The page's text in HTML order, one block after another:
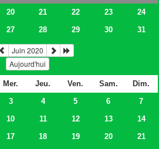
20 21 22 23
24
27 28 29 30 31
Juin 2020
Aujourd'hui
Mer. Jeu. Ven. Sam.
Dim.
3 4 5 6
7
10 11 12 13
14
17 18 19 20
21